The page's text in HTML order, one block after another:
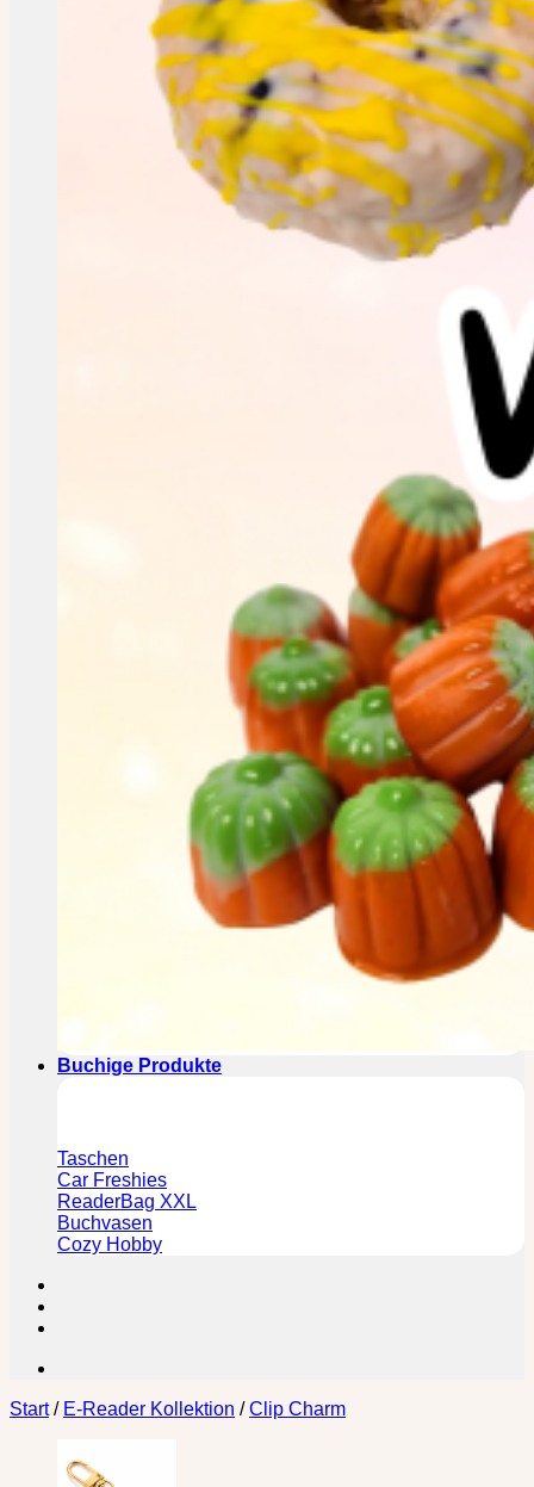
Buchige Produkte
Taschen
Car Freshies
ReaderBag XXL
Buchvasen
Cozy Hobby
Start / E-Reader Kollektion / Clip Charm